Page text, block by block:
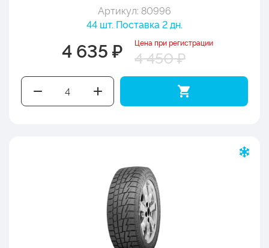
Артикул: 80996
44 шт. Поставка 2 дн.
4 635 ₽ Цена при регистрации
4 450 ₽